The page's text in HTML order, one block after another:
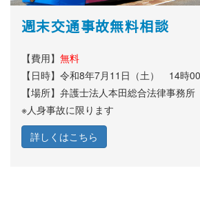
週末交通事故無料相談
【費用】 無料
【日時】令和8年7月11 日（土） 14時
【場所】弁護士法人本田総合法律事務
※人身事故に限ります
詳しくはこちら